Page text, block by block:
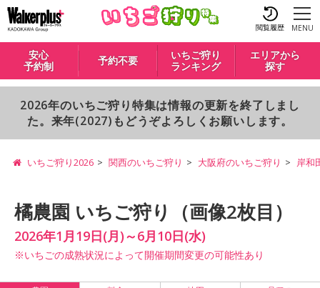
閲覧履歴 MENU
安心
予約制
予約不要
いちご狩り
ランキング
エリアから
探す
2026年のいちご狩り特集は情報の更新を終了しまし
た。来年(2027)もどうぞよろしくお願いします。
いちご狩り2026 関西のいちご狩り 大阪府のいちご狩り 岸和
橘農園 いちご狩り（画像2枚目）
2026年1月19日(月)～6月10日(水)
※いちごの成熟状況によって開催期間変更の可能性あり